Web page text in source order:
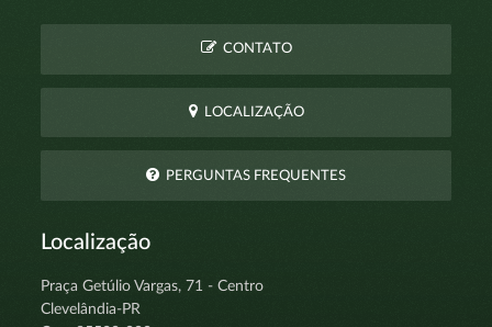
CONTATO
LOCALIZAÇÃO
PERGUNTAS FREQUENTES
Localização
Praça Getúlio Vargas, 71 - Centro
Clevelândia-PR